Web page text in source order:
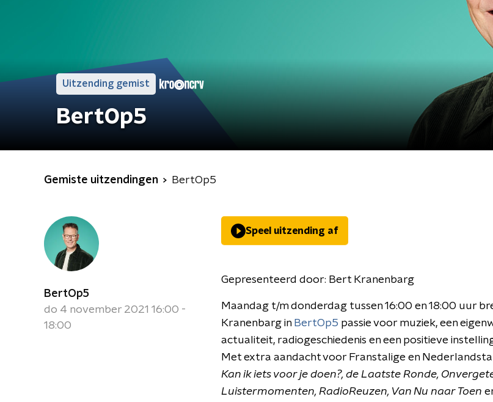
Uitzending gemist
BertOp5
Gemiste uitzendingen BertOp5
BertOp5
do 4 november 2021 16:00 -
18:00
Speel uitzending af
Gepresenteerd door: Bert Kranenbarg
Maandag t/m donderdag tussen 16:00 en 18:00 uur
Kranenbarg in BertOp5 passie voor muziek, een
actualiteit, radiogeschiedenis en een positieve
Met extra aandacht voor Franstalige en
Kan ik iets voor je doen?, de Laatste Ronde,
Luistermomenten, RadioReuzen, Van Nu naar Toen